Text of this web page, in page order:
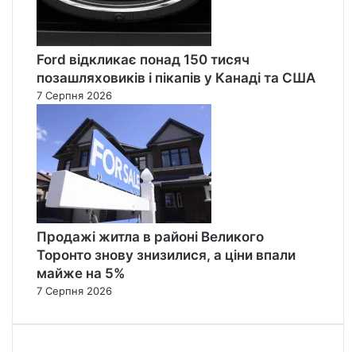
Ford відкликає понад 150 тисяч
позашляховиків і пікапів у Канаді та США
7 Серпня 2026
Продажі житла в районі Великого
Торонто знову знизилися, а ціни впали
майже на 5%
7 Серпня 2026